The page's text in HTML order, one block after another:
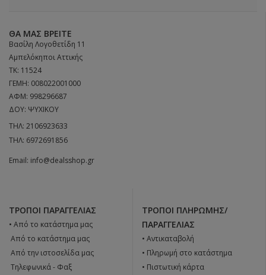
ΘΑ ΜΑΣ ΒΡΕΊΤΕ
Βασίλη Λογοθετίδη 11
Αμπελόκηποι Αττικής
ΤΚ: 11524
ΓΕΜΗ: 008022001000
ΑΦΜ: 998296687
ΔΟΥ: ΨΥΧΙΚΟΥ
ΤΗΛ: 2106923633
ΤΗΛ: 6972691856
Email: info@dealsshop.gr
ΤΡΌΠΟΙ ΠΑΡΑΓΓΕΛΊΑΣ
• Από το κατάστημα μας
 Από το κατάστημα μας
 Από την ιστοσελίδα μας
 Tηλεφωνικά - Φαξ
ΤΡΌΠΟΙ ΠΛΗΡΩΜΉΣ/
ΠΑΡΑΓΓΕΛΊΑΣ
• Αντικαταβολή
• Πληρωμή στο κατάστημα
• Πιστωτική κάρτα